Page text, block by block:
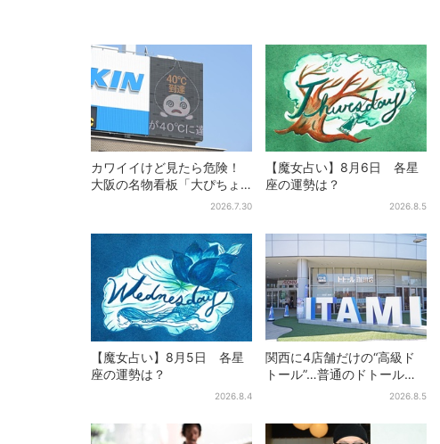
カワイイけど見たら危険！
大阪の名物看板「大ぴちょ
んくん」に異変、青→真っ
2026.7.30
【魔女占い】8月6日 各星
座の運勢は？
2026.8.5
【魔女占い】8月5日 各星
座の運勢は？
2026.8.4
関西に4店舗だけの“高級ド
トール”…普通のドトール
と、何が違う？コーヒーは
2026.8.5